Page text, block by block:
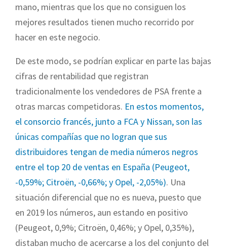
mano, mientras que los que no consiguen los
mejores resultados tienen mucho recorrido por
hacer en este negocio.
De este modo, se podrían explicar en parte las bajas
cifras de rentabilidad que registran
tradicionalmente los vendedores de PSA frente a
otras marcas competidoras. En estos momentos,
el consorcio francés, junto a FCA y Nissan, son las
únicas compañías que no logran que sus
distribuidores tengan de media números negros
entre el top 20 de ventas en España (Peugeot,
-0,59%; Citroën, -0,66%; y Opel, -2,05%). Una
situación diferencial que no es nueva, puesto que
en 2019 los números, aun estando en positivo
(Peugeot, 0,9%; Citroën, 0,46%; y Opel, 0,35%),
distaban mucho de acercarse a los del conjunto del